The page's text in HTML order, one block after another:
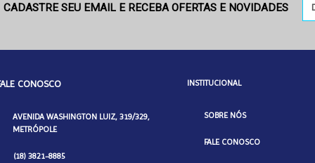
CADASTRE SEU EMAIL E RECEBA OFERTAS E NOVIDADES
CONOSCO
AVENIDA WASHINGTON LUIZ, 319/329,
METRÓPOLE
(18) 3821-8885
INSTITUCIONAL
SOBRE NÓS
FALE CONOSCO